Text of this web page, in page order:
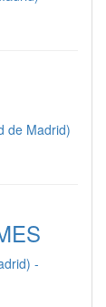
de Madrid)
-